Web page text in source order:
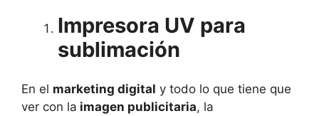
Impresora UV para
sublimación
En el marketing digital y todo lo que tiene que
ver con la imagen publicitaria, la